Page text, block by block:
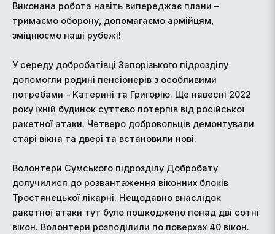
Виконана робота навіть випереджає плани –
тримаємо оборону, допомагаємо армійцям,
зміцнюємо наші рубежі!
У середу добробатівці Запорізького підрозділу
допомогли родині пенсіонерів з особливими
потребами – Катерині та Григорію. Ще навесні 2022
року їхній будинок суттєво потерпів від російської
ракетної атаки. Четверо добровольців демонтували
старі вікна та двері та встановили нові.
Волонтери Сумського підрозділу Добробату
долучилися до розвантаження віконних блоків
Тростянецької лікарні. Нещодавно внаслідок
ракетної атаки тут було пошкоджено понад дві сотні
вікон. Волонтери розподілили по поверхах 40 вікон.